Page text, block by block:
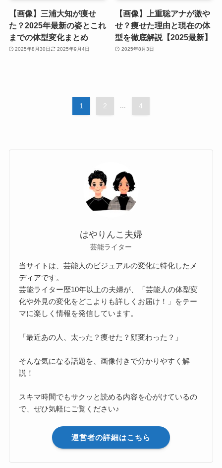
【画像】三浦大知が痩せ
た？2025年最新の姿とこれ
までの体型変化まとめ
2025年8月30日 2025年9月4日
【画像】上重聡アナが激や
せ？痩せた理由と現在の体
型を徹底解説【2025最新】
2025年8月3日
1 2 4
はやりんこ夫婦
芸能ライター
当サイトは、芸能人のビジュアルの変化に特化したメ
ディアです。
芸能ライター歴10年以上の夫婦が、「芸能人の体型変
化や外見の変化をどこよりも詳しくお届け！」をテー
マに楽しく情報を発信しています。
「最近あの人、太った？痩せた？顔変わった？」
そんな気になる話題を、画像付きで分かりやすく解
説！
スキマ時間でもサクッと読める内容を心がけているの
で、ぜひ気軽にご覧ください♪
運営者の詳細はこちら